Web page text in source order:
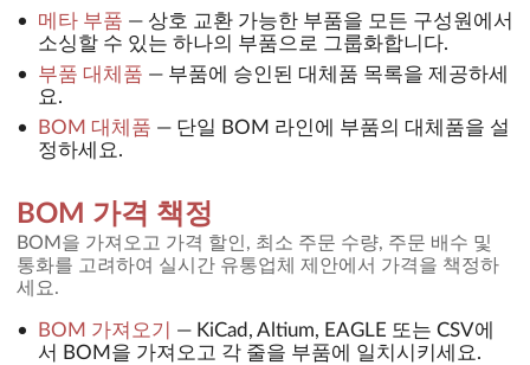
메타 부품 — 상호 교환 가능한 부품을 모든 구성원에서
소싱할 수 있는 하나의 부품으로 그룹화합니다.
부품 대체품 — 부품에 승인된 대체품 목록을 제공하세
요.
BOM 대체품 — 단일 BOM 라인에 부품의 대체품을 설
정하세요.
BOM 가격 책정
BOM을 가져오고 가격 할인, 최소 주문 수량, 주문 배수 및
통화를 고려하여 실시간 유통업체 제안에서 가격을 책정하
세요.
BOM 가져오기 — KiCad, Altium, EAGLE 또는 CSV에
서 BOM을 가져오고 각 줄을 부품에 일치시키세요.